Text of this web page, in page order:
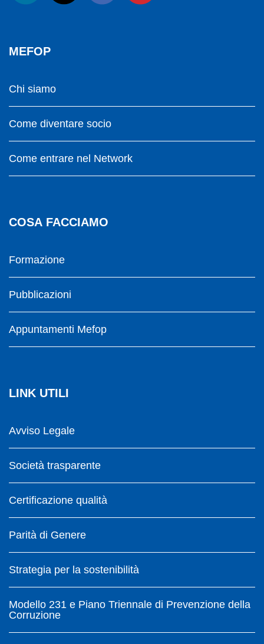
MEFOP
Chi siamo
Come diventare socio
Come entrare nel Network
COSA FACCIAMO
Formazione
Pubblicazioni
Appuntamenti Mefop
LINK UTILI
Avviso Legale
Società trasparente
Certificazione qualità
Parità di Genere
Strategia per la sostenibilità
Modello 231 e Piano Triennale di Prevenzione della
Corruzione